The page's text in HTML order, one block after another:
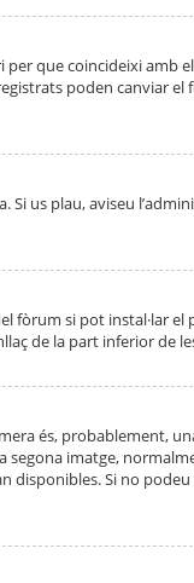
que coincideixi amb
poden canviar el
Si us plau, aviseu
fòrum si pot instal·lar el
de la part inferior de
és, probablement,
imatge,
disponibles. Si no